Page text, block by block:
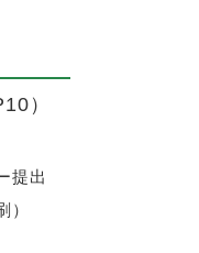
）
提出
）